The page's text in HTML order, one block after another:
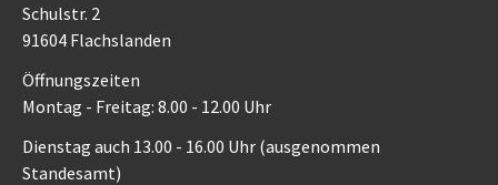
Schulstr. 2
91604 Flachslanden
Öffnungszeiten
Montag - Freitag: 8.00 - 12.00 Uhr
Dienstag auch 13.00 - 16.00 Uhr (ausgenommen
Standesamt)